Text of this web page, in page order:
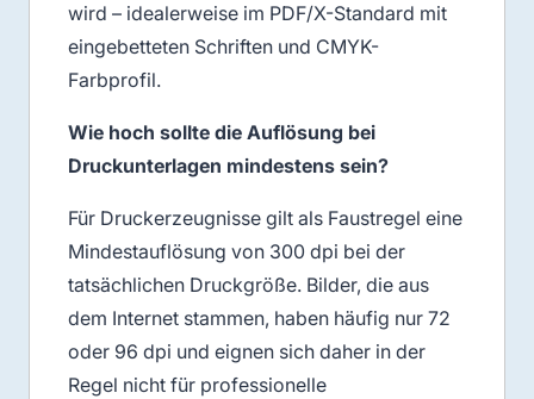
wird – idealerweise im PDF/X-Standard mit
eingebetteten Schriften und CMYK-
Farbprofil.
Wie hoch sollte die Auflösung bei
Druckunterlagen mindestens sein?
Für Druckerzeugnisse gilt als Faustregel eine
Mindestauflösung von 300 dpi bei der
tatsächlichen Druckgröße. Bilder, die aus
dem Internet stammen, haben häufig nur 72
oder 96 dpi und eignen sich daher in der
Regel nicht für professionelle